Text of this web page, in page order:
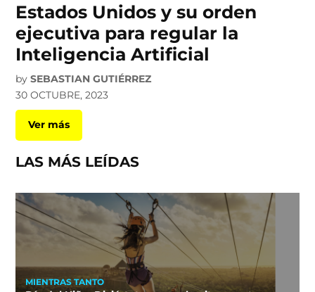
Estados Unidos y su orden
ejecutiva para regular la
Inteligencia Artificial
by SEBASTIAN GUTIÉRREZ
30 OCTUBRE, 2023
Ver más
LAS MÁS LEÍDAS
MIENTRAS TANTO